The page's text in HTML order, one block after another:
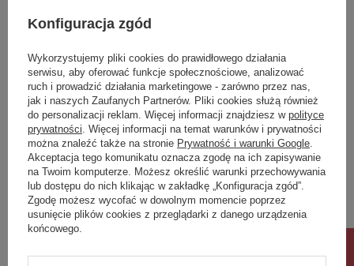
systemem powolnego i cichego domyku. Wystarczy jedno
pchnięcie i szuflada domknie się sama, cicho i delikatnie.
Właściwości
Marka
AQUALINE
Seria
ALTAIR
3D model
TAK
Rozmiar
51,8x72,5x45,2 cm
Szerokość
518 mm
Wysokość
725 mm
Głębokość
452 mm
Kolor
Czarny
Instalacja
Zawieszenie/do postawienia
Seria
Produkt na zamówienie czas
oczekiwania na dostawę z
produkcji (dni):
0
Gwarancja w miesiącach 24
kolor czarny
Zobacz również
Poprzedni z tej kategorii Następny z tej kategorii
Konfiguracja zgód
Wykorzystujemy pliki cookies do prawidłowego działania
serwisu, aby oferować funkcje społecznościowe, analizować
ruch i prowadzić działania marketingowe - zarówno przez nas,
jak i naszych Zaufanych Partnerów. Pliki cookies służą również
do personalizacji reklam. Więcej informacji znajdziesz w polityce
prywatności . Więcej informacji na temat warunków i prywatności
można znaleźć także na stronie Prywatność i warunki Google
Akceptacja tego komunikatu oznacza zgodę na ich zapisywanie
na Twoim komputerze. Możesz określić warunki przechowywania
lub dostępu do nich klikając w zakładkę „Konfiguracja zgód”.
Zgodę możesz wycofać w dowolnym momencie poprzez
usunięcie plików cookies z przeglądarki z danego urządzenia
końcowego.